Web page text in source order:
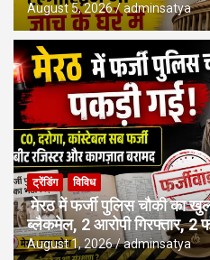
August 5, 2026 adminsatya
ट्रेंडिंग विविध
मेरठ में फर्जी पुलिस चौकी का
ब्लैकमेल, 2 आरोपी गिरफ्तार, 2
August 1, 2026 adminsatya